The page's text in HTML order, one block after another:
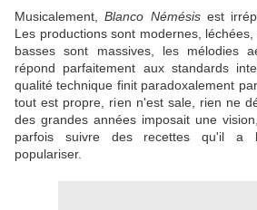
Musicalement,Blanco Némésisest
Les productions sont modernes,
basses sont massives, les mélodies
répond parfaitement aux standards
qualité technique finit paradoxalement
tout est propre, rien n'est sale, rien ne
des grandes années imposait une
parfois suivre des recettes qu'il a
populariser.